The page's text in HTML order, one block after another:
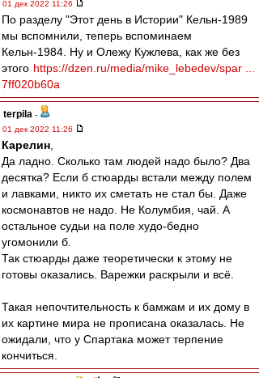
01 дек 2022 11:26
По разделу "Этот день в Истории" Кельн-1989
мы вспомнили, теперь вспоминаем
Кельн-1984. Ну и Олежу Кужлева, как же без
этого https://dzen.ru/media/mike_lebedev/spar ...
7ff020b60a
terpila -
01 дек 2022 11:26
Карелин
Да ладно. Сколько там людей надо было? Два
десятка? Если б стюарды встали между полем
и лавками, никто их сметать не стал бы. Даже
космонавтов не надо. Не Колумбия, чай. А
остальное судьи на поле худо-бедно
угомонили б.
Так стюарды даже теоретически к этому не
готовы оказались. Варежки раскрыли и всё.
Такая непочтительность к бамжам и их дому в
их картине мира не прописана оказалась. Не
ожидали, что у Спартака может терпение
кончиться.